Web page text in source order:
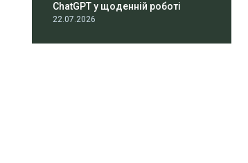
ChatGPT у щоденній роботі
22.07.2026